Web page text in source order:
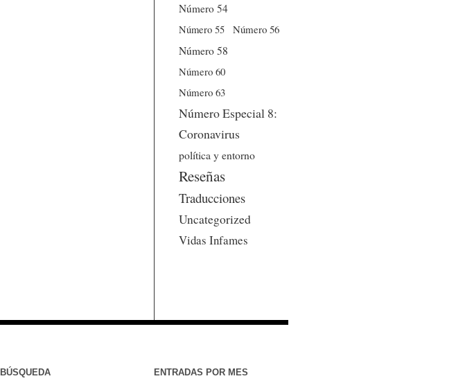
Número 54
Número 55
Número 56
Número 58
Número 60
Número 63
Número Especial 8:
Coronavirus
política y entorno
Reseñas
Traducciones
Uncategorized
Vidas Infames
BÚSQUEDA ENTRADAS POR MES